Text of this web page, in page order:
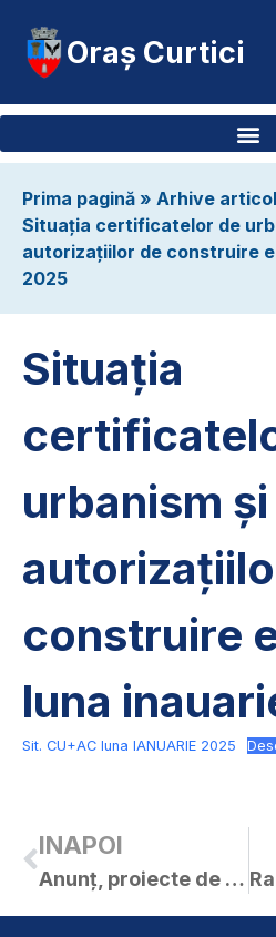
Oraș Curtici
Prima pagină » Arhive
Situația certificatelor de
autorizațiilor de construire
2025
Situația
urbanism și
construire
luna
Sit. CU+AC luna IANUARIE 2025
INAPOI
Anunț, proiecte de hotărâri și materiale – ședința ordinară a C.L. Curtici din 28.01.2025